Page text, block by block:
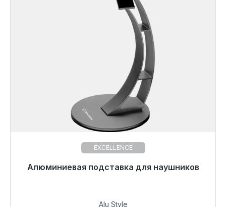
EXCELLENCE
Алюминиевая подставка для наушников
Готовы к немедленной отправке, срок поставки
88,00 €
Alu Style